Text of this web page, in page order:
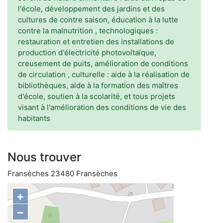
l'école, développement des jardins et des
cultures de contre saison, éducation à la lutte
contre la malnutrition , technologiques :
restauration et entretien des installations de
production d'électricité photovoltaïque,
creusement de puits, amélioration de conditions
de circulation , culturelle : aide à la réalisation de
bibliothèques, aide à la formation des maîtres
d'école, soutien à la scolarité, et tous projets
visant à l'amélioration des conditions de vie des
habitants
Nous trouver
Fransèches 23480 Fransèches
+
−